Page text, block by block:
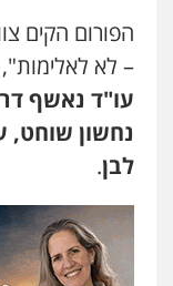
הפורום הקים
– לא לאלימות",
עו"ד נאשף
נחשון שוחט,
לבן.